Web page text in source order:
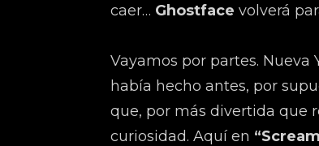
caer… Ghostface volverá
Vayamos por partes. Nueva
había hecho antes, por
que, por más divertida que
curiosidad. Aquí en